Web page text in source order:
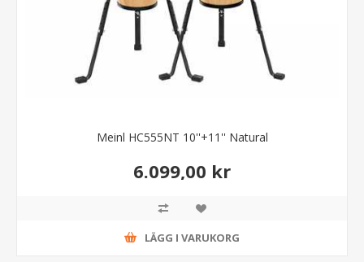
Meinl HC555NT 10''+11'' Natural
6.099,00 kr
LÄGG I VARUKORG